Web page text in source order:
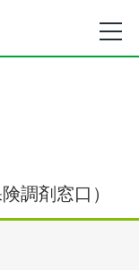
調剤窓口）